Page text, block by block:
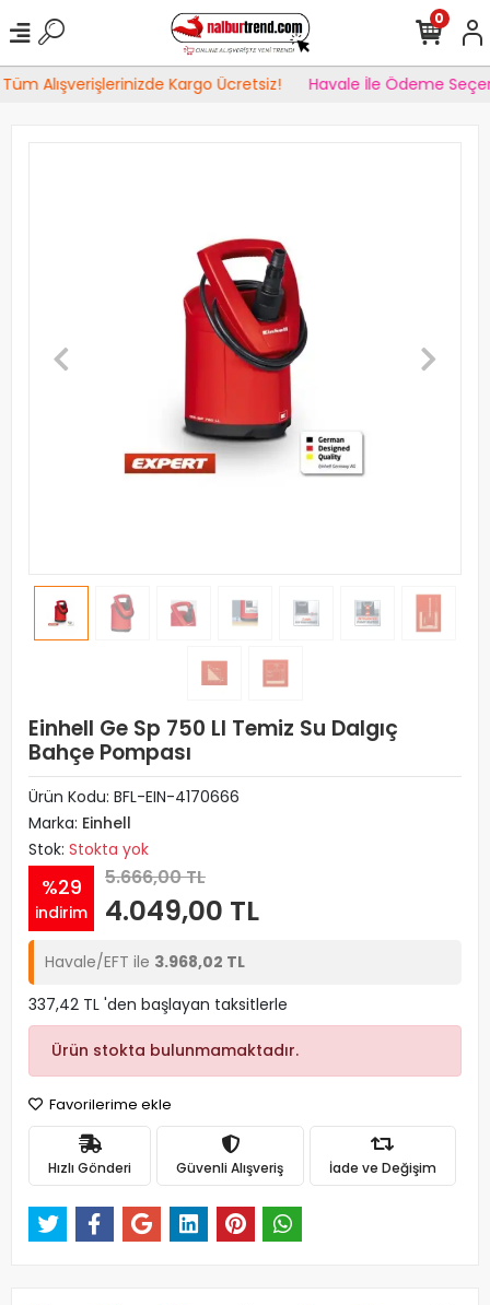
Alışverişlerinizde Kargo Ücretsiz! Havale İle Ödeme
0
Einhell Ge Sp 750 Ll Temiz Su Dalgıç
Bahçe Pompası
Ürün Kodu: BFL-EIN-4170666
Marka: Einhell
Stok: Stokta yok
%29
indirim
5.666,00 TL
4.049,00 TL
Havale/EFT ile 3.968,02 TL
337,42 TL 'den başlayan taksitlerle
Ürün stokta bulunmamaktadır.
Favorilerime ekle
Hızlı Gönderi Güvenli Alışveriş İade ve Değişim